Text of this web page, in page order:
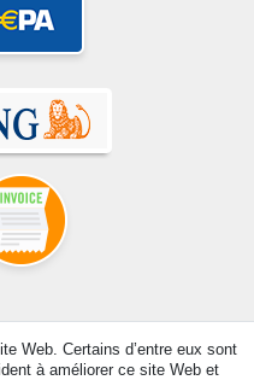
Web. Certains d’entre eux sont
à améliorer ce site Web et